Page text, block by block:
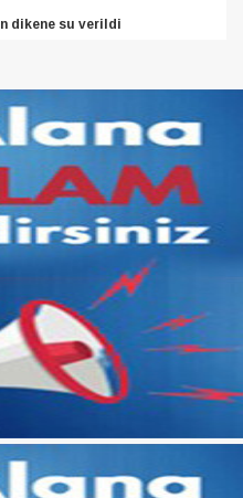
Yaşatma
tutsak, kalemleriniz esir